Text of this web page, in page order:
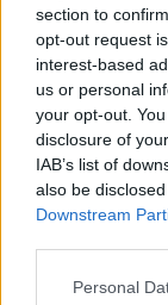
section to
opt-out request
interest-based
us or personal
your opt-out.
disclosure of
IAB’s list of
also be
Downstream
Personal